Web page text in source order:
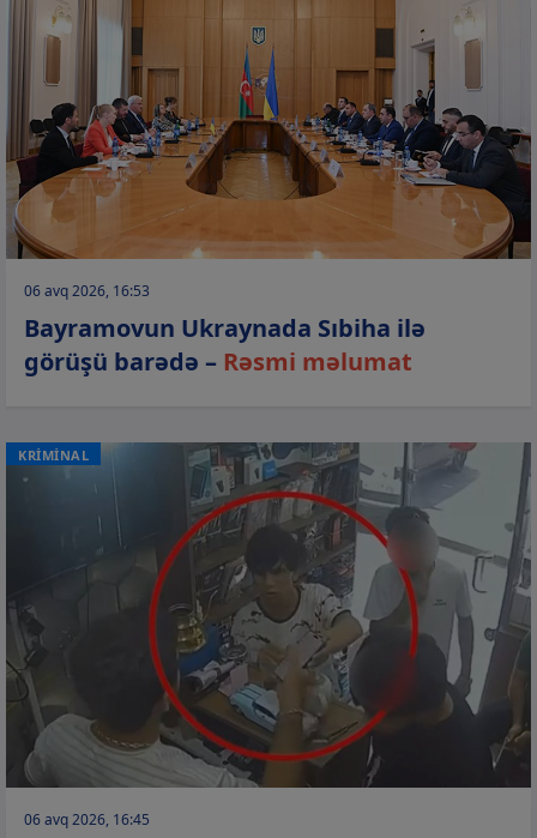
06 avq 2026, 16:53
Bayramovun Ukraynada Sıbiha ilə
görüşü barədə – Rəsmi məlumat
KRİMİNAL
06 avq 2026, 16:45